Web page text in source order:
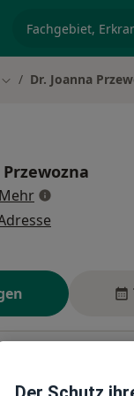
Stadt ändern
Dr. Joanna
Mehrüber